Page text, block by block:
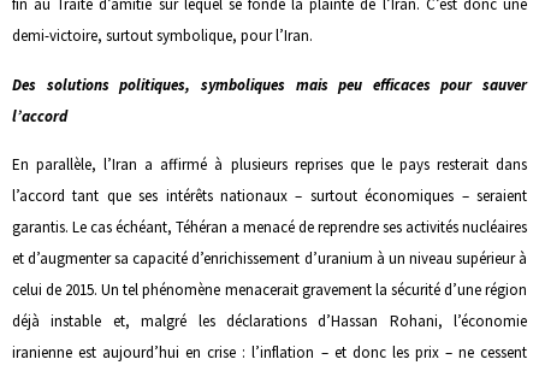
fin au Traité d’amitié sur lequel se fonde la plainte de l’Iran. C’est donc une
demi-victoire, surtout symbolique, pour l’Iran.
Des solutions politiques, symboliques mais peu efficaces pour sauver
l’accord
En parallèle, l’Iran a affirmé à plusieurs reprises que le pays resterait dans
l’accord tant que ses intérêts nationaux – surtout économiques – seraient
garantis. Le cas échéant, Téhéran a menacé de reprendre ses activités nucléaires
et d’augmenter sa capacité d’enrichissement d’uranium à un niveau supérieur à
celui de 2015. Un tel phénomène menacerait gravement la sécurité d’une région
déjà instable et, malgré les déclarations d’Hassan Rohani, l’économie
iranienne est aujourd’hui en crise : l’inflation – et donc les prix – ne cessent